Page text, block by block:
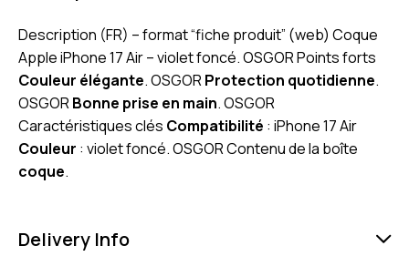
Description (FR) – format “fiche produit” (web) Coque
Apple iPhone 17 Air – violet foncé. OSGOR Points forts
Couleur élégante. OSGORProtection quotidienne.
OSGORBonne prise en main. OSGOR
Caractéristiques clés Compatibilité : iPhone 17 Air
Couleur : violet foncé. OSGOR Contenu de la boîte
coque.
Delivery Info